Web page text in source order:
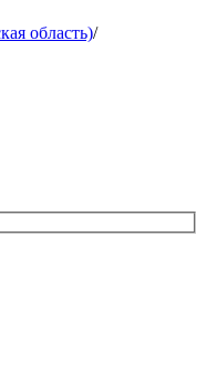
область)/